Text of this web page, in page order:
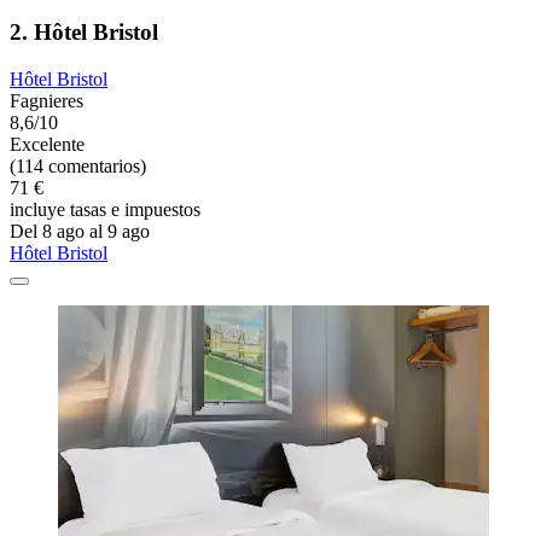
2. Hôtel Bristol
Hôtel Bristol
Fagnieres
8,6/10
Excelente
(114 comentarios)
71 €
incluye tasas e impuestos
Del 8 ago al 9 ago
Hôtel Bristol